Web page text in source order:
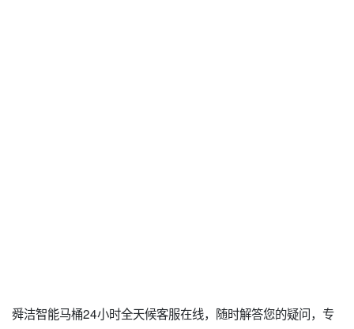
舜洁智能马桶24小时全天候客服在线，随时解答您的疑问，专